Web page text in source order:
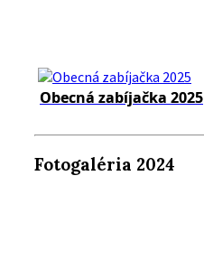
Obecná zabíjačka 2025
Fotogaléria 2024